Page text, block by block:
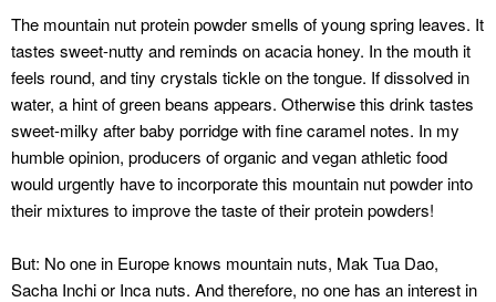
The mountain nut protein powder smells of young spring leaves. It
tastes sweet-nutty and reminds on acacia honey. In the mouth it
feels round, and tiny crystals tickle on the tongue. If dissolved in
water, a hint of green beans appears. Otherwise this drink tastes
sweet-milky after baby porridge with fine caramel notes. In my
humble opinion, producers of organic and vegan athletic food
would urgently have to incorporate this mountain nut powder into
their mixtures to improve the taste of their protein powders!
But: No one in Europe knows mountain nuts, Mak Tua Dao,
Sacha Inchi or Inca nuts. And therefore, no one has an interest in